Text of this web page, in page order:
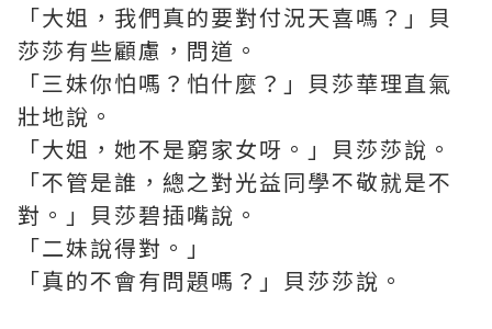
「大姐，我們真的要對付況天喜嗎？」貝
莎莎有些顧慮，問道。
「三妹你怕嗎？怕什麼？」貝莎華理直氣
壯地說。
「大姐，她不是窮家女呀。」貝莎莎說。
「不管是誰，總之對光益同學不敬就是不
對。」貝莎碧插嘴說。
「二妹說得對。」
「真的不會有問題嗎？」貝莎莎說。